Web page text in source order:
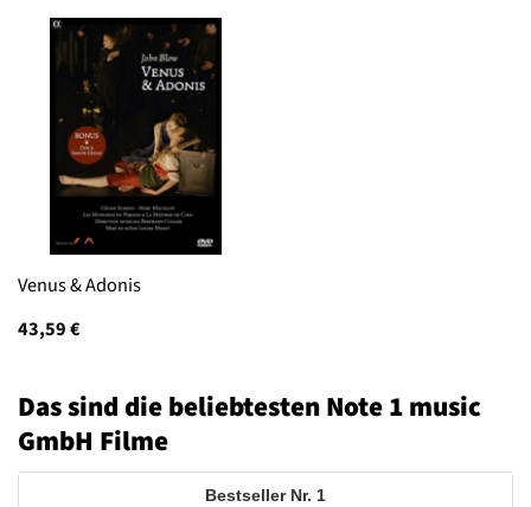
Venus & Adonis
43,59€
Das sind die beliebtesten Note 1 music
GmbH Filme
1